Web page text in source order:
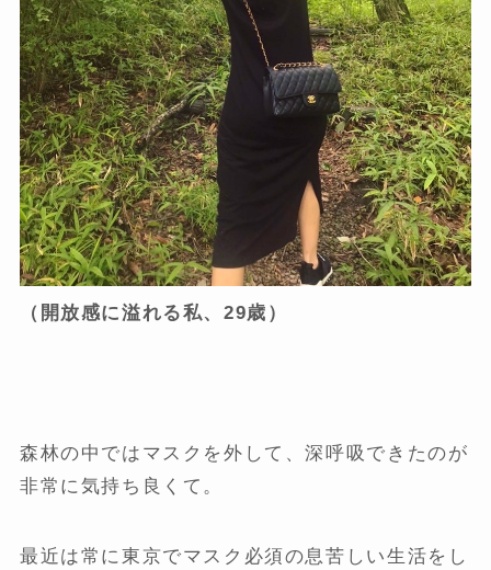
（開放感に溢れる私、29歳）
森林の中ではマスクを外して、深呼吸できたのが
非常に気持ち良くて。
最近は常に東京でマスク必須の息苦しい生活をし